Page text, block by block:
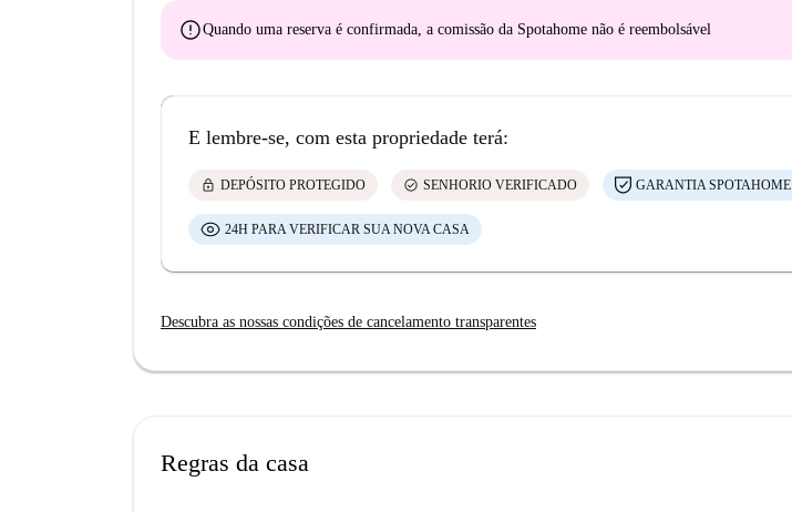
errorQuando uma reserva é confirmada, a comissão da Spotahome não é reembolsável
E lembre-se, com esta propriedade terá:
lock DEPÓSITO PROTEGIDO check_circle SENHORIO VERIFICADO GARANTIA SPOTAHOME
24H PARA VERIFICAR SUA NOVA CASA
Descubra as nossas condições de cancelamento transparentes
Regras da casa